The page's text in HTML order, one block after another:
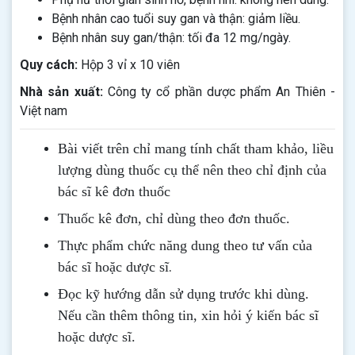
Bệnh nhân cao tuổi suy gan và thận: giảm liều.
Bệnh nhân suy gan/thận: tối đa 12 mg/ngày.
Quy cách: Hộp 3 vỉ x 10 viên
Nhà sản xuất: Công ty cổ phần dược phẩm An Thiên -
Việt nam
Bài viết trên chỉ mang tính chất tham khảo, liều
lượng dùng thuốc cụ thể nên theo chỉ định của
bác sĩ kê đơn thuốc
Thuốc kê đơn, chỉ dùng theo đơn thuốc.
Thực phẩm chức năng dung theo tư vấn của
bác sĩ hoặc dược sĩ.
Đọc kỹ hướng dẫn sử dụng trước khi dùng.
Nếu cần thêm thông tin, xin hỏi ý kiến bác sĩ
hoặc dược sĩ.